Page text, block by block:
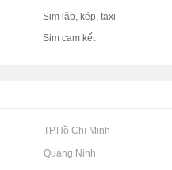
Sim lặp, kép, taxi
Sim cam kết
Rao vặt tại TP.Hồ Chí Minh
Rao vặt tại Quảng Ninh